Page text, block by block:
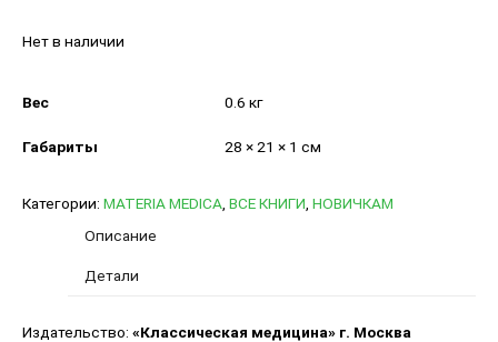
Нет в наличии
Вес 0.6 кг
Габариты 28 × 21 × 1 см
Категории: MATERIA MEDICA, ВСЕ КНИГИ, НОВИЧКАМ
Описание
Детали
Издательство: «Классическая медицина» г. Москва